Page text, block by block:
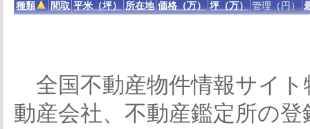
種類 間取 平米（坪） 所在地 価格（万） 坪（万） 管理（円）
全国不動産物件情報サイト
動産会社、不動産鑑定所の